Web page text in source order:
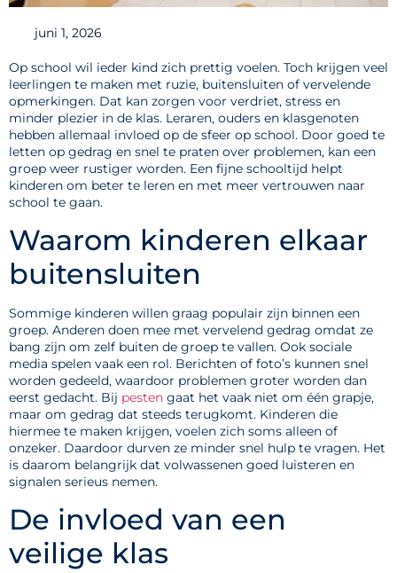
juni 1, 2026
Op school wil ieder kind zich prettig voelen. Toch krijgen veel
leerlingen te maken met ruzie, buitensluiten of vervelende
opmerkingen. Dat kan zorgen voor verdriet, stress en
minder plezier in de klas. Leraren, ouders en klasgenoten
hebben allemaal invloed op de sfeer op school. Door goed te
letten op gedrag en snel te praten over problemen, kan een
groep weer rustiger worden. Een fijne schooltijd helpt
kinderen om beter te leren en met meer vertrouwen naar
school te gaan.
Waarom kinderen elkaar
buitensluiten
Sommige kinderen willen graag populair zijn binnen een
groep. Anderen doen mee met vervelend gedrag omdat ze
bang zijn om zelf buiten de groep te vallen. Ook sociale
media spelen vaak een rol. Berichten of foto’s kunnen snel
worden gedeeld, waardoor problemen groter worden dan
eerst gedacht. Bij pesten gaat het vaak niet om één grapje,
maar om gedrag dat steeds terugkomt. Kinderen die
hiermee te maken krijgen, voelen zich soms alleen of
onzeker. Daardoor durven ze minder snel hulp te vragen. Het
is daarom belangrijk dat volwassenen goed luisteren en
signalen serieus nemen.
De invloed van een
veilige klas